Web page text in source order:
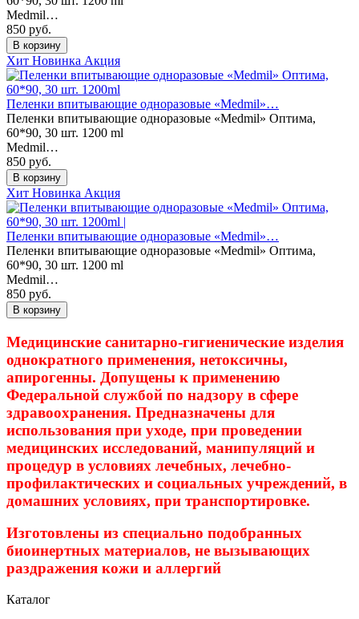
Medmil…
850 руб.
В корзину
Хит Новинка Акция
Пеленки впитывающие одноразовые «Medmil»…
Пеленки впитывающие одноразовые «Medmil» Оптима,
60*90, 30 шт. 1200 ml
Medmil…
850 руб.
В корзину
Хит Новинка Акция
Пеленки впитывающие одноразовые «Medmil»…
Пеленки впитывающие одноразовые «Medmil» Оптима,
60*90, 30 шт. 1200 ml
Medmil…
850 руб.
В корзину
Медицинские санитарно-гигиенические изделия
однократного применения, нетоксичны,
апирогенны. Допущены к применению
Федеральной службой по надзору в сфере
здравоохранения. Предназначены для
использования при уходе, при проведении
медицинских исследований, манипуляций и
процедур в условиях лечебных, лечебно-
профилактических и социальных учреждений, в
домашних условиях, при транспортировке.
Изготовлены из специально подобранных
биоинертных материалов, не вызывающих
раздражения кожи и аллергий
Каталог